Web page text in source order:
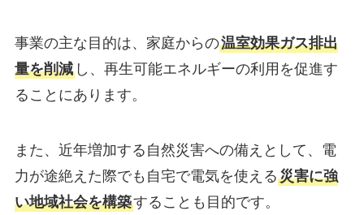
事業の主な目的は、家庭からの温室効果ガス排出
量を削減し、再生可能エネルギーの利用を促進す
ることにあります。
また、近年増加する自然災害への備えとして、電
力が途絶えた際でも自宅で電気を使える災害に強
い地域社会を構築することも目的です。